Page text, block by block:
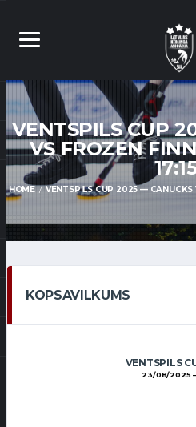
VENTSPILS CUP
VS FROZEN
HOME VENTSPILS CUP 2025 — CANUCKS
KOPSAVILKUMS
VENTSPILS
23/08/2025